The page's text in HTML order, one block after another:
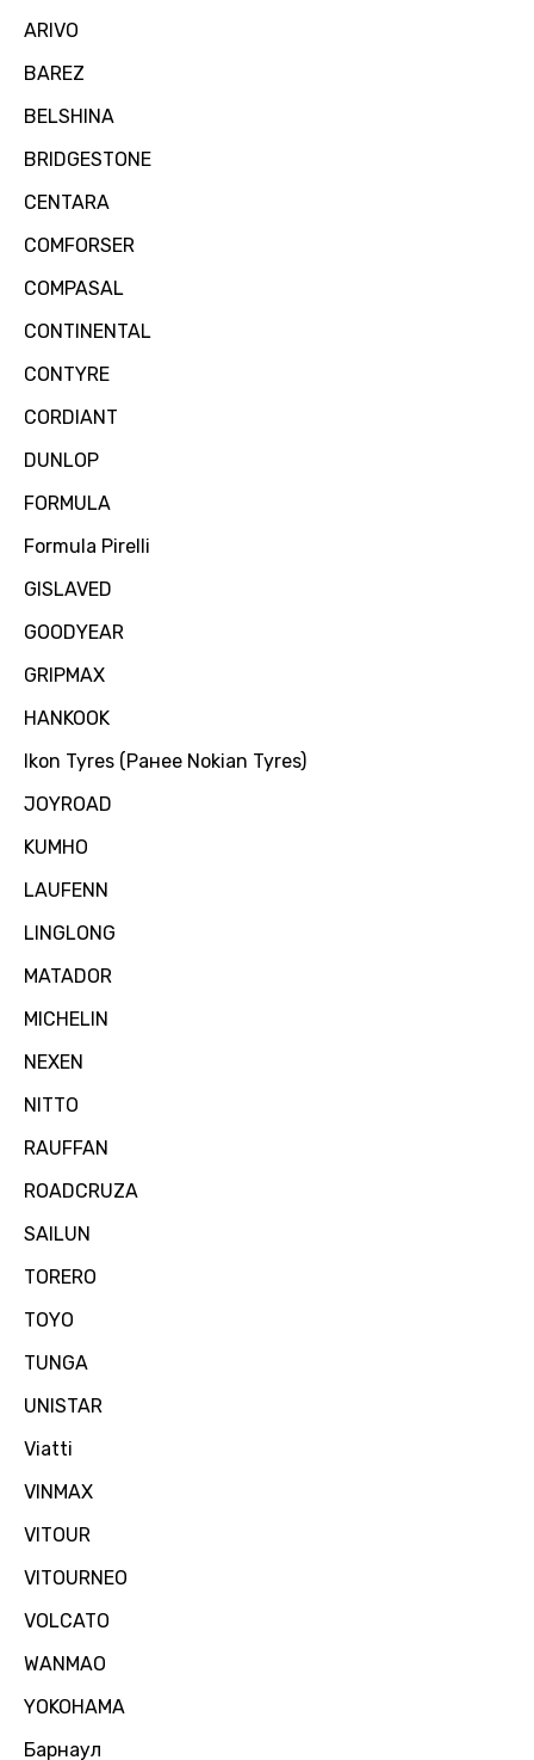
ARIVO
BAREZ
BELSHINA
BRIDGESTONE
CENTARA
COMFORSER
COMPASAL
CONTINENTAL
CONTYRE
CORDIANT
DUNLOP
FORMULA
Formula Pirelli
GISLAVED
GOODYEAR
GRIPMAX
HANKOOK
Ikon Tyres (Ранее Nokian Tyres)
JOYROAD
KUMHO
LAUFENN
LINGLONG
MATADOR
MICHELIN
NEXEN
NITTO
RAUFFAN
ROADCRUZA
SAILUN
TORERO
TOYO
TUNGA
UNISTAR
Viatti
VINMAX
VITOUR
VITOURNEO
VOLCATO
WANMAO
YOKOHAMA
Барнаул